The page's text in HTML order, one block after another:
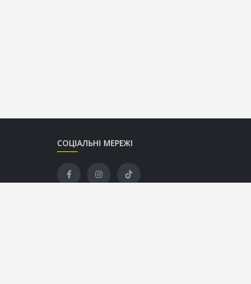
СОЦІАЛЬНІ МЕРЕЖІ